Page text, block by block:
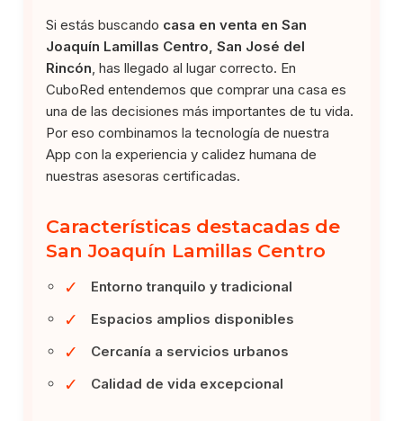
Si estás buscando casa en venta en San
Joaquín Lamillas Centro, San José del
Rincón , has llegado al lugar correcto. En
CuboRed entendemos que comprar una casa es
una de las decisiones más importantes de tu vida.
Por eso combinamos la tecnología de nuestra
App con la experiencia y calidez humana de
nuestras asesoras certificadas.
Características destacadas de
San Joaquín Lamillas Centro
✓ Entorno tranquilo y tradicional
✓ Espacios amplios disponibles
✓ Cercanía a servicios urbanos
✓ Calidad de vida excepcional